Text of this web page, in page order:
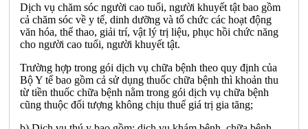
Dịch vụ chăm sóc người cao tuổi, người khuyết tật bao gồm
cả chăm sóc về y tế, dinh dưỡng và tổ chức các hoạt động
văn hóa, thể thao, giải trí, vật lý trị liệu, phục hồi chức năng
cho người cao tuổi, người khuyết tật.
Trường hợp trong gói dịch vụ chữa bệnh theo quy định của
Bộ Y tế bao gồm cả sử dụng thuốc chữa bệnh thì khoản thu
từ tiền thuốc chữa bệnh nằm trong gói dịch vụ chữa bệnh
cũng thuộc đối tượng không chịu thuế giá trị gia tăng;